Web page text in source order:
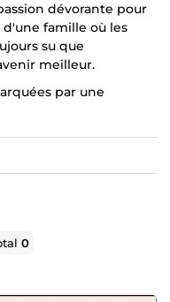
dévorante pour
d'une famille où les
su que
meilleur.
par une
Master au sein de
en tant
puis un
0